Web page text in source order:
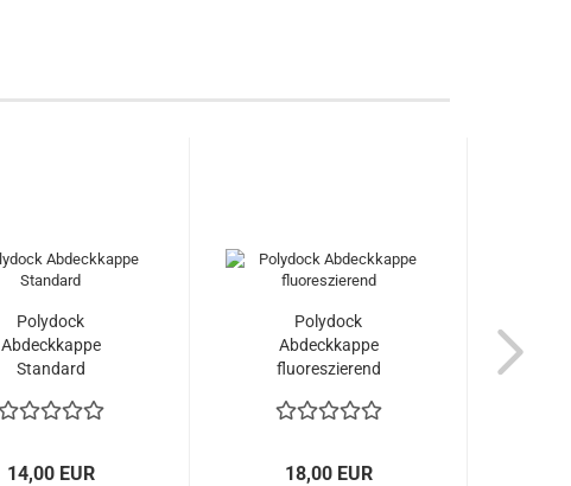
Polydock
Abdeckkappe
Standard
14,00 EUR
Polydock
Abdeckkappe
fluoreszierend
18,00 EUR